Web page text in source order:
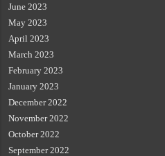
June 2023
May 2023
April 2023
March 2023
February 2023
January 2023
December 2022
November 2022
October 2022
September 2022